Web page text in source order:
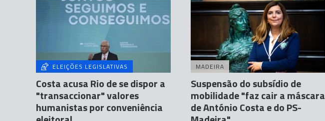
ELEIÇÕES LEGISLATIVAS
Costa acusa Rio de se dispor a
"transaccionar" valores
humanistas por conveniência
MADEIRA
Suspensão do subsídio de
mobilidade "faz cair a máscara
de António Costa e do PS-